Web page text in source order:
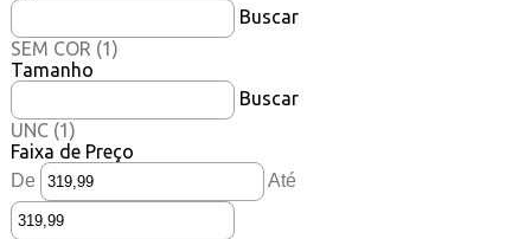
Buscar
SEM COR (1)
Tamanho
Buscar
UNC (1)
Faixa de Preço
De Até